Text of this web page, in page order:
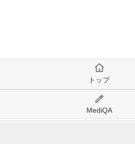
トップ
MediQA